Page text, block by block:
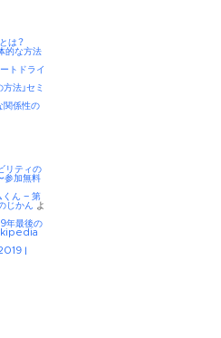
は？
的な方法
ドライ
法」セミ
関係性の
リティの
加無料
くん – 第
じかん
よ
年最後の
|